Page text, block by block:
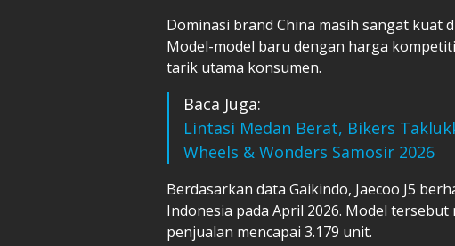
Dominasi brand China masih sangat kuat
Model-model baru dengan harga
tarik utama konsumen.
Baca Juga:
Lintasi Medan Berat, Bikers
Wheels & Wonders Samosir 2026
Berdasarkan data Gaikindo, Jaecoo J5
Indonesia pada April 2026. Model
penjualan mencapai 3.179 unit.